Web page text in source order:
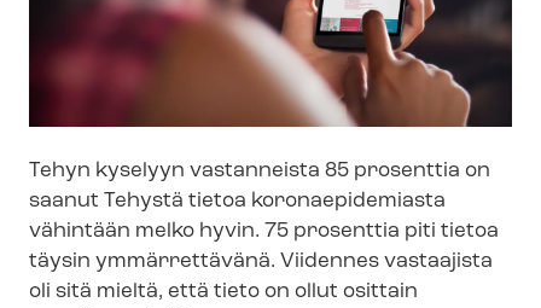
Tehyn kyselyyn vastanneista 85 prosenttia on
saanut Tehystä tietoa koronaepidemiasta
vähintään melko hyvin. 75 prosenttia piti tietoa
täysin ymmärrettävänä. Viidennes vastaajista
oli sitä mieltä, että tieto on ollut osittain